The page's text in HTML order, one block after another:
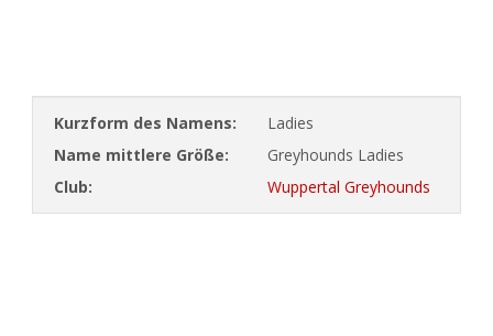
Kurzform des Namens:
Ladies
Name mittlere Größe:
Greyhounds Ladies
Club:
Wuppertal Greyhounds